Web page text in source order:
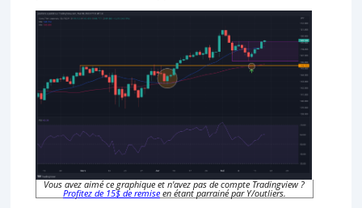
Vous avez aimé ce graphique et n'avez pas de compte Tradingview ?
Profitez de 15$ de remiseen étant parrainé par Y/outliers.